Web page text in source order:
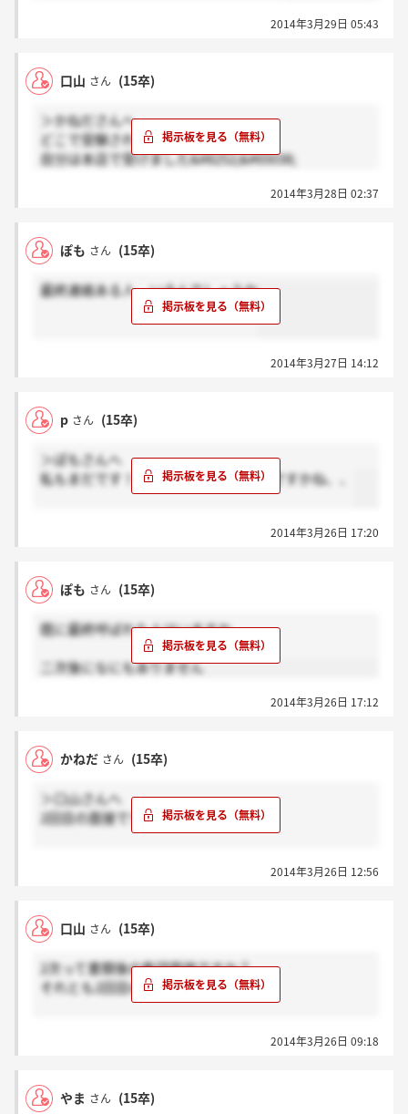
2014年3月29日 05:43
口山 さん (15卒)
＞かねださんへ
どこで受験されたんですか？
自分は本店で受けました&#8252;&#65038;
2014年3月28日 02:37
ぽも さん (15卒)
最終連絡ある人、いるんでしょうか
2014年3月27日 14:12
p さん (15卒)
＞ぽもさんへ
私もまだです！最終でも落とされるんですかね、、
2014年3月26日 17:20
ぽも さん (15卒)
既に最終呼ばれた人はいますか
二次後になにもありません
2014年3月26日 17:12
かねだ さん (15卒)
＞口山さんへ
2回目の面接です
2014年3月26日 12:56
口山 さん (15卒)
2次って書類後の集団面接ですか？
それとも2回目の面接ですか？
2014年3月26日 09:18
やま さん (15卒)